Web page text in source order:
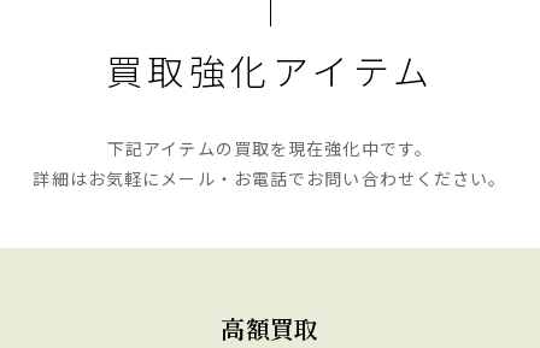
買取強化アイテム
下記アイテムの買取を現在強化中です。
詳細はお気軽にメール・お電話で お問い合わせください。
高額買取